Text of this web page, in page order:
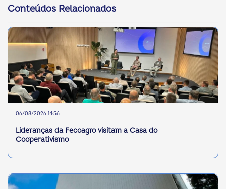
Conteúdos Relacionados
06/08/2026 14:56
Lideranças da Fecoagro visitam a Casa do
Cooperativismo